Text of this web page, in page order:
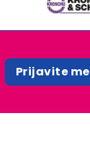
Prijavite me